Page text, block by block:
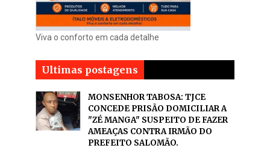
Viva o conforto em cada detalhe
Ultimas postagens
MONSENHOR TABOSA: TJCE
CONCEDE PRISÃO DOMICILIAR A
"ZÉ MANGA" SUSPEITO DE FAZER
AMEAÇAS CONTRA IRMÃO DO
PREFEITO SALOMÃO.